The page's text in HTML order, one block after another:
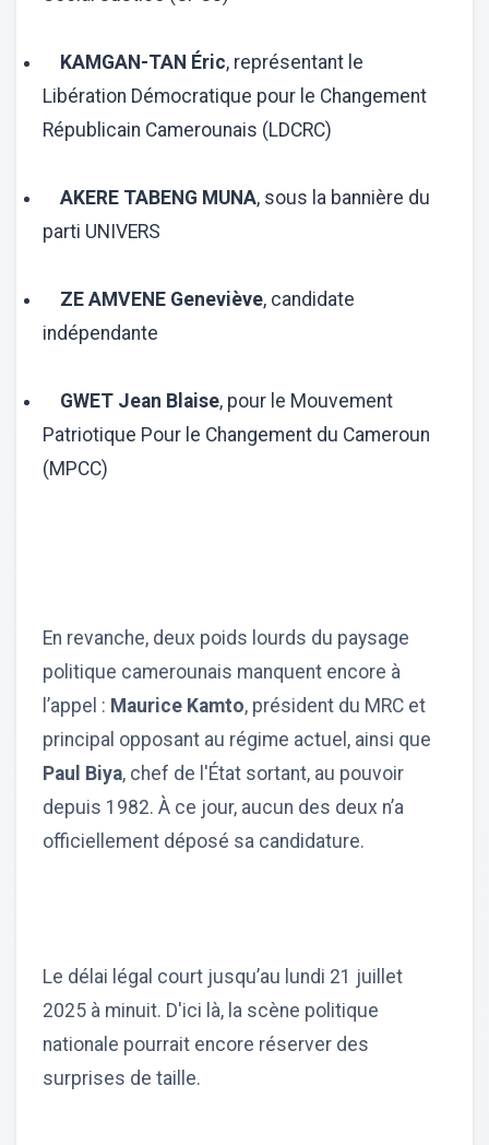
KAMGAN-TAN Éric, représentant le
Libération Démocratique pour le Changement
Républicain Camerounais (LDCRC)
AKERE TABENG MUNA, sous la bannière du
parti UNIVERS
ZE AMVENE Geneviève, candidate
indépendante
GWET Jean Blaise, pour le Mouvement
Patriotique Pour le Changement du Cameroun
(MPCC)
En revanche, deux poids lourds du paysage
politique camerounais manquent encore à
l’appel : Maurice Kamto, président du MRC et
principal opposant au régime actuel, ainsi que
Paul Biya, chef de l'État sortant, au pouvoir
depuis 1982. À ce jour, aucun des deux n’a
officiellement déposé sa candidature.
Le délai légal court jusqu’au lundi 21 juillet
2025 à minuit. D'ici là, la scène politique
nationale pourrait encore réserver des
surprises de taille.